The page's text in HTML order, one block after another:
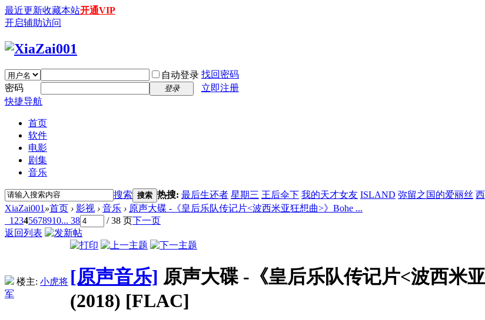
最近更新收藏本站开通VIP
开启辅助访问
自动登录 找回密码
密码
登录
立即注册
快捷导航
首页
软件
电影
剧集
音乐
搜索 搜索 热搜: 最后生还者 星期三 王后伞下 我的天才女友 ISLAND 弥留之国的爱丽丝
XiaZai001 »首页 › 影视 › 音乐 › 原声大碟 -《皇后乐队传记片<波西米亚狂想曲>》Bohe ...
1 2345678910... 38 / 38 页下一页
返回列表
楼主: 小虎将
军
[原声音乐] 原声大碟 -《皇后乐队传记片<波西米
(2018) [FLAC]